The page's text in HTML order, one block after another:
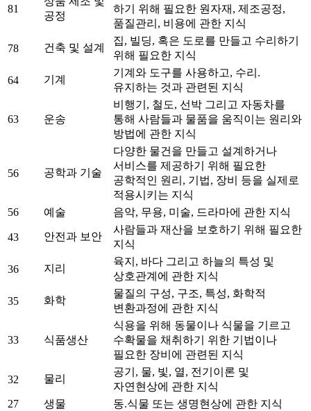
81
공정
하기 위해 필요한 원자재, 제조공정,
품질관리, 비용에 관한 지식
78 건축 및 설계
집, 빌딩, 혹은 도로를 만들고 수리하기
위해 필요한 지식
64 기계
기계와 도구를 사용하고, 수리.
유지하는 것과 관련된 지식
63 운송
비행기, 철도, 선박 그리고 자동차를
통해 사람들과 물품을 움직이는 원리와
방법에 관한 지식
56 공학과 기술
다양한 물건을 만들고 설계하거나
서비스를 제공하기 위해 필요한
공학적인 원리, 기법, 장비 등을 실제로
적용시키는 지식
56
예술 음악, 무용, 미술, 드라마에 관한 지식
43 안전과 보안
사람들과 재산을 보호하기 위해 필요한
지식
36 지리
육지, 바다 그리고 하늘의 특성 및
상호관계에 관한 지식
35 화학
물질의 구성, 구조, 특성, 화학적
변환과정에 관한 지식
33 식품생산
식용을 위해 동물이나 식물을 기르고
수확물을 채취하기 위한 기법이나
필요한 장비에 관련된 지식
32 물리
공기, 물, 빛, 열, 전기이론 및
자연현상에 관한 지식
27
생물 동.식물 또는 생명현상에 관한 지식